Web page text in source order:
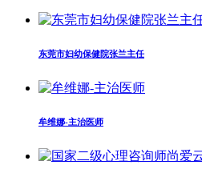
东莞市妇幼保健院张兰主任
牟维娜-主治医师